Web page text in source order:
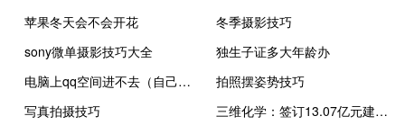
苹果冬天会不会开花
冬季摄影技巧
sony微单摄影技巧大全
独生子证多大年龄办
电脑上qq空间进不去（自己的qq空间进不去）
拍照摆姿势技巧
写真拍摄技巧
三维化学：签订13.07亿元建设项目工程总承包合同